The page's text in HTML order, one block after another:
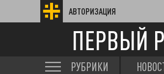
АВТОРИЗАЦИЯ
ПЕРВЫЙ
РУБРИКИ